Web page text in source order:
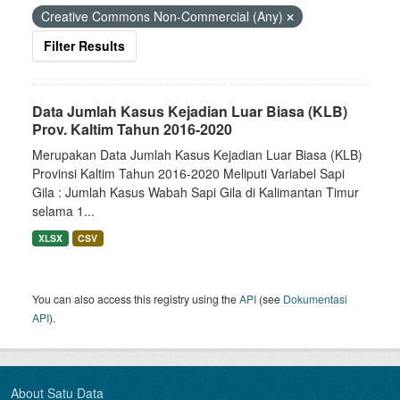
Creative Commons Non-Commercial (Any)
Filter Results
Data Jumlah Kasus Kejadian Luar Biasa (KLB)
Prov. Kaltim Tahun 2016-2020
Merupakan Data Jumlah Kasus Kejadian Luar Biasa (KLB)
Provinsi Kaltim Tahun 2016-2020 Meliputi Variabel Sapi
Gila : Jumlah Kasus Wabah Sapi Gila di Kalimantan Timur
selama 1...
XLSX CSV
You can also access this registry using theAPI (see Dokumentasi
API).
About Satu Data